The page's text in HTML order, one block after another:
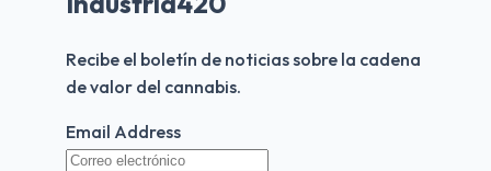
Recibe el boletín de noticias sobre la cadena
de valor del cannabis.
Email Address